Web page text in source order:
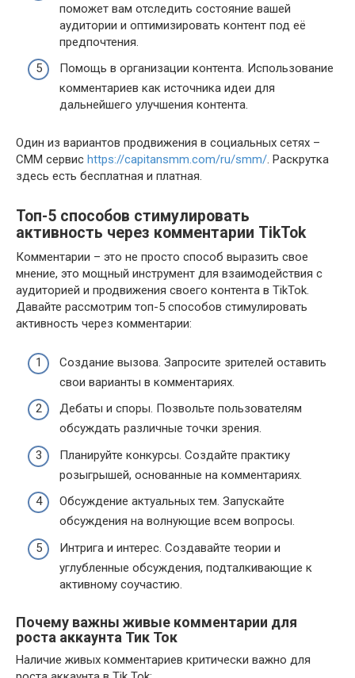
поможет вам отследить состояние вашей
аудитории и оптимизировать контент под её
предпочтения.
Помощь в организации контента. Использование
комментариев как источника идеи для
дальнейшего улучшения контента.
Один из вариантов продвижения в социальных сетях –
СММ сервис https://capitansmm.com/ru/smm/. Раскрутка
здесь есть бесплатная и платная.
Топ-5 способов стимулировать
активность через комментарии TikTok
Комментарии – это не просто способ выразить свое
мнение, это мощный инструмент для взаимодействия с
аудиторией и продвижения своего контента в TikTok.
Давайте рассмотрим топ-5 способов стимулировать
активность через комментарии:
Создание вызова. Запросите зрителей оставить
свои варианты в комментариях.
Дебаты и споры. Позвольте пользователям
обсуждать различные точки зрения.
Планируйте конкурсы. Создайте практику
розыгрышей, основанные на комментариях.
Обсуждение актуальных тем. Запускайте
обсуждения на волнующие всем вопросы.
Интрига и интерес. Создавайте теории и
углубленные обсуждения, подталкивающие к
активному соучастию.
Почему важны живые комментарии для
роста аккаунта Тик Ток
Наличие живых комментариев критически важно для